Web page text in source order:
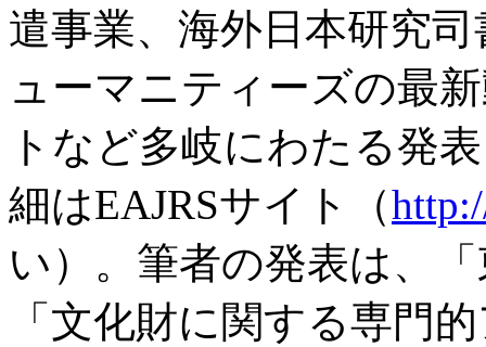
遣事業、海外日本研究
ューマニティーズの最
トなど多岐にわたる発
細はEAJRSサイト（
い）。筆者の発表は、
「文化財に関する専門